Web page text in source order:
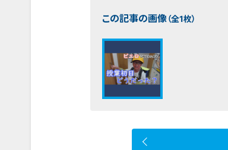
この記事の画像（全1枚）